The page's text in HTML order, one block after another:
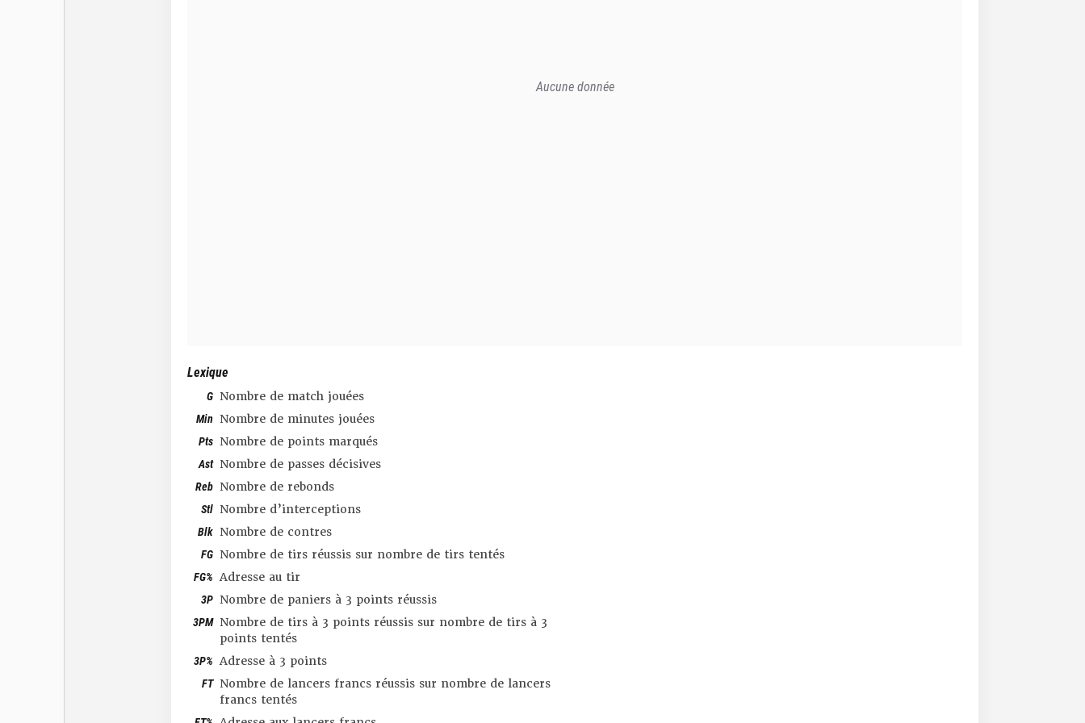
Aucune donnée
Lexique
G Nombre de match jouées
Min Nombre de minutes jouées
Pts Nombre de points marqués
Ast Nombre de passes décisives
Reb Nombre de rebonds
Stl Nombre d’interceptions
Blk Nombre de contres
FG Nombre de tirs réussis sur nombre de tirs tentés
FG% Adresse au tir
3P Nombre de paniers à 3 points réussis
3PM Nombre de tirs à 3 points réussis sur nombre de tirs à 3
points tentés
3P% Adresse à 3 points
FT Nombre de lancers francs réussis sur nombre de lancers
francs tentés